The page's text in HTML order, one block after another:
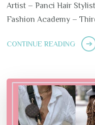
Artist – Panci Hair
Fashion Academy –
CONTINUE READING